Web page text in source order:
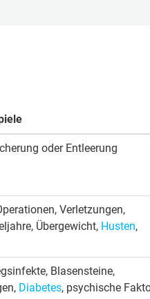
oder Entleerung
Verletzungen,
Übergewicht, Husten,
Blasensteine,
Diabetes, psychische